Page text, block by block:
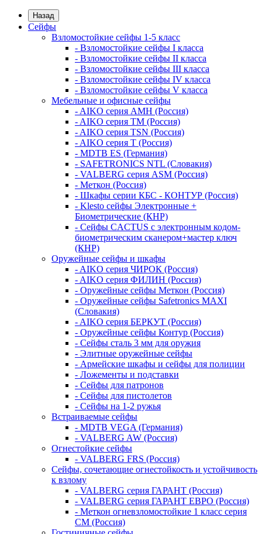
Назад
Сейфы
Взломостойкие сейфы 1-5 класс
- Взломостойкие сейфы I класса
- Взломостойкие сейфы II класса
- Взломостойкие сейфы III класса
- Взломостойкие сейфы IV класса
- Взломостойкие сейфы V класса
Мебельные и офисные сейфы
- AIKO серия AMH (Россия)
- AIKO серия TM (Россия)
- AIKO серия TSN (Россия)
- AIKO серия Т (Россия)
- MDTB ES (Германия)
- SAFETRONICS NTL (Словакия)
- VALBERG серия ASM (Россия)
- Меткон (Россия)
- Шкафы серии КБС - КОНТУР (Россия)
- Klesto сейфы Электронные +
Биометрические (КНР)
- Сейфы CACTUS с электронным кодом-
биометрическим сканером+мастер ключ
(КНР)
Оружейные сейфы и шкафы
- AIKO серия ЧИРОК (Россия)
- AIKO серия ФИЛИН (Россия)
- Оружейные сейфы Меткон (Россия)
- Оружейные сейфы Safetronics MAXI
(Словакия)
- AIKO серия БЕРКУТ (Россия)
- Оружейные сейфы Контур (Россия)
- Сейфы сталь 3 мм для оружия
- Элитные оружейные сейфы
- Армейские шкафы и сейфы для полиции
- Ложементы и подставки
- Сейфы для патронов
- Сейфы для пистолетов
- Сейфы на 1-2 ружья
Встраиваемые сейфы
- MDTB VEGA (Германия)
- VALBERG AW (Россия)
Огнестойкие сейфы
- VALBERG FRS (Россия)
Сейфы, сочетающие огнестойкость и устойчивость
к взлому
- VALBERG серия ГАРАНТ (Россия)
- VALBERG серия ГАРАНТ ЕВРО (Россия)
- Меткон огневзломостойкие 1 класс серия
СМ (Россия)